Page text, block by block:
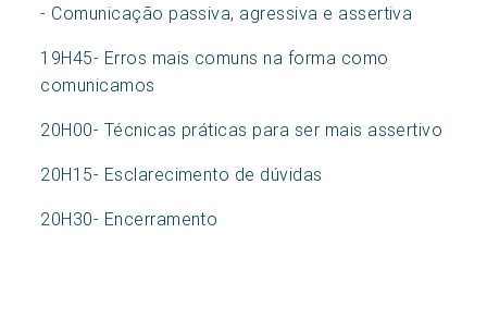
- Comunicação passiva, agressiva e assertiva
19H45- Erros mais comuns na forma como
comunicamos
20H00- Técnicas práticas para ser mais assertivo
20H15- Esclarecimento de dúvidas
20H30- Encerramento